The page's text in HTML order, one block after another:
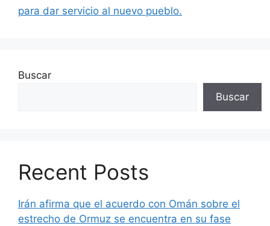
para dar servicio al nuevo pueblo.
Buscar
Buscar
Recent Posts
Irán afirma que el acuerdo con Omán sobre el
estrecho de Ormuz se encuentra en su fase